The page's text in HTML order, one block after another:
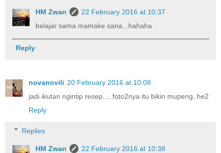
HM Zwan
22 February 2016 at 10:37
belajar sama mamake sana...hahaha
Reply
novanovili 20 February 2016 at 10:08
jadi ikutan ngintip resep.... foto2nya itu bikin mupeng..he2
Reply
Replies
HM Zwan
22 February 2016 at 10:38